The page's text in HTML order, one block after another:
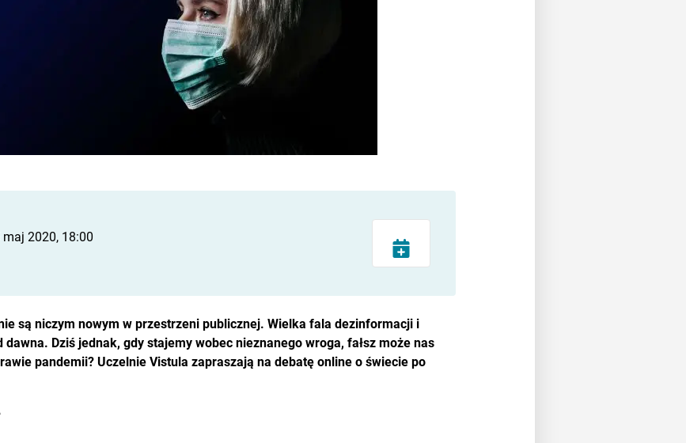
maj 2020, 18:00
są niczym nowym w przestrzeni publicznej. Wielka fala dezinformacji i
Dziś jednak, gdy stajemy wobec nieznanego wroga, fałsz może nas
pandemii? Uczelnie Vistula zapraszają na debatę online o świecie po